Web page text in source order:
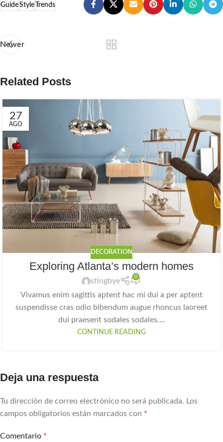
GuideStyleTrends
Newer
Related Posts
27
AGO
DECORATION
Exploring Atlanta’s modern homes
stingbye
0
Vivamus enim sagittis aptent hac mi dui a per aptent
suspendisse cras odio bibendum augue rhoncus laoreet
dui praesent sodales sodales....
CONTINUE READING
Deja una respuesta
Tu dirección de correo electrónico no será publicada. Los
campos obligatorios están marcados con *
Comentario *